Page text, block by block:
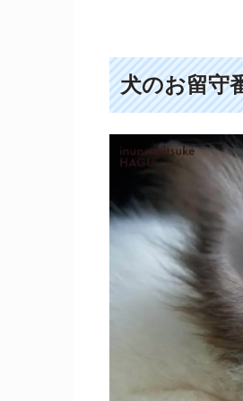
犬のお留守